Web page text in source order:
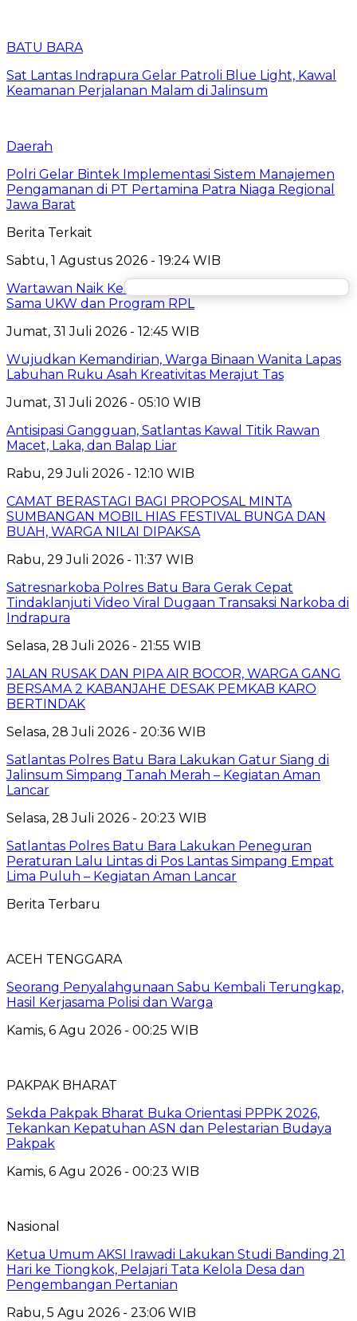
BATU BARA
Sat Lantas Indrapura Gelar Patroli Blue Light, Kawal
Keamanan Perjalanan Malam di Jalinsum
Daerah
Polri Gelar Bintek Implementasi Sistem Manajemen
Pengamanan di PT Pertamina Patra Niaga Regional
Jawa Barat
Berita Terkait
Sabtu, 1 Agustus 2026 - 19:24 WIB
Wartawan Naik Kelas, SWI dan UMJ Resmikan Kerja
Sama UKW dan Program RPL
Jumat, 31 Juli 2026 - 12:45 WIB
Wujudkan Kemandirian, Warga Binaan Wanita Lapas
Labuhan Ruku Asah Kreativitas Merajut Tas
Jumat, 31 Juli 2026 - 05:10 WIB
Antisipasi Gangguan, Satlantas Kawal Titik Rawan
Macet, Laka, dan Balap Liar
Rabu, 29 Juli 2026 - 12:10 WIB
CAMAT BERASTAGI BAGI PROPOSAL MINTA
SUMBANGAN MOBIL HIAS FESTIVAL BUNGA DAN
BUAH, WARGA NILAI DIPAKSA
Rabu, 29 Juli 2026 - 11:37 WIB
Satresnarkoba Polres Batu Bara Gerak Cepat
Tindaklanjuti Video Viral Dugaan Transaksi Narkoba di
Indrapura
Selasa, 28 Juli 2026 - 21:55 WIB
JALAN RUSAK DAN PIPA AIR BOCOR, WARGA GANG
BERSAMA 2 KABANJAHE DESAK PEMKAB KARO
BERTINDAK
Selasa, 28 Juli 2026 - 20:36 WIB
Satlantas Polres Batu Bara Lakukan Gatur Siang di
Jalinsum Simpang Tanah Merah – Kegiatan Aman
Lancar
Selasa, 28 Juli 2026 - 20:23 WIB
Satlantas Polres Batu Bara Lakukan Peneguran
Peraturan Lalu Lintas di Pos Lantas Simpang Empat
Lima Puluh – Kegiatan Aman Lancar
Berita Terbaru
ACEH TENGGARA
Seorang Penyalahgunaan Sabu Kembali Terungkap,
Hasil Kerjasama Polisi dan Warga
Kamis, 6 Agu 2026 - 00:25 WIB
PAKPAK BHARAT
Sekda Pakpak Bharat Buka Orientasi PPPK 2026,
Tekankan Kepatuhan ASN dan Pelestarian Budaya
Pakpak
Kamis, 6 Agu 2026 - 00:23 WIB
Nasional
Ketua Umum AKSI Irawadi Lakukan Studi Banding 21
Hari ke Tiongkok, Pelajari Tata Kelola Desa dan
Pengembangan Pertanian
Rabu, 5 Agu 2026 - 23:06 WIB